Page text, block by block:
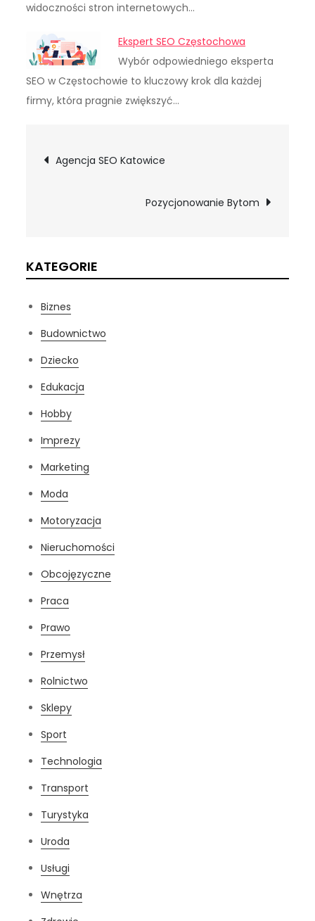
widoczności stron internetowych…
Ekspert SEO Częstochowa
Wybór odpowiedniego eksperta
SEO w Częstochowie to kluczowy krok dla każdej
firmy, która pragnie zwiększyć…
Nawigacja
Agencja SEO Katowice
Pozycjonowanie Bytom
KATEGORIE
Biznes
Budownictwo
Dziecko
Edukacja
Hobby
Imprezy
Marketing
Moda
Motoryzacja
Nieruchomości
Obcojęzyczne
Praca
Prawo
Przemysł
Rolnictwo
Sklepy
Sport
Technologia
Transport
Turystyka
Uroda
Usługi
Wnętrza